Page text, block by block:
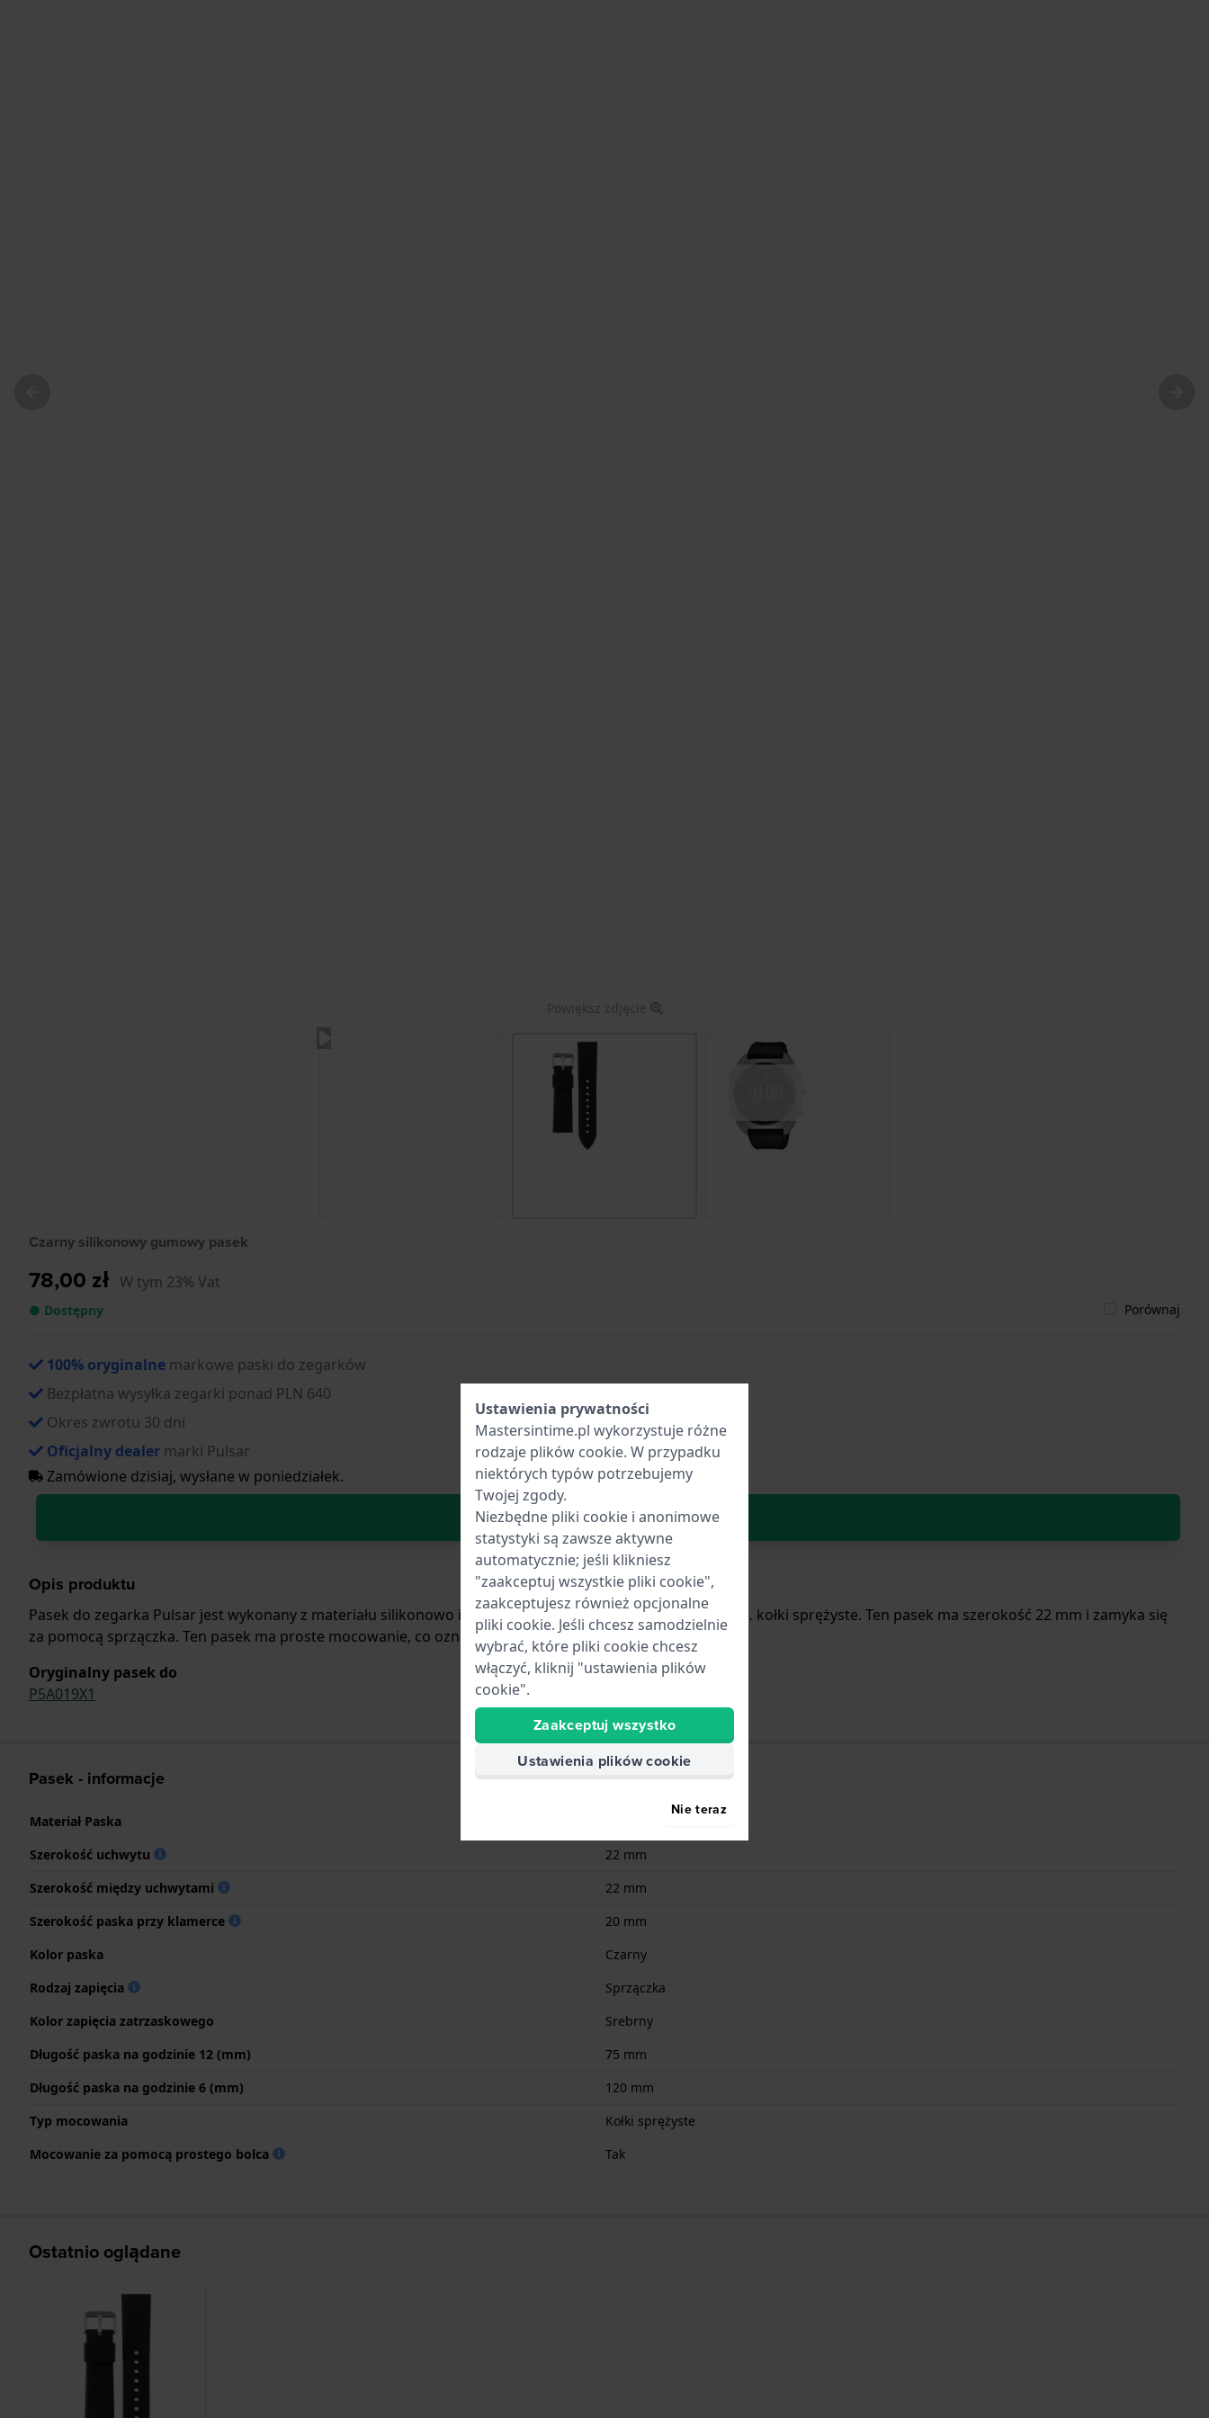
Powiększ zdjęcie
Czarny silikonowy gumowy pasek
78,00 zł W tym 23% Vat
● Dostępny Porównaj
100% oryginalne markowe paski do zegarków
Bezpłatna wysyłka zegarki ponad PLN 640
Okres zwrotu 30 dni
Oficjalny dealer marki Pulsar
Zamówione dzisiaj, wysłane w poniedziałek.
W Koszyku
Opis produktu
Pasek do zegarka Pulsar jest wykonany z materiału silikonowo i jest zamocowany do zegarka za pomocą… kołki sprężyste. Ten pasek ma szerokość 22 mm i zamyka się
za pomocą sprzączka. Ten pasek ma proste mocowanie, co oznacza, że pasuje do.
Oryginalny pasek do
P5A019X1
Pasek - informacje
Materiał Paska
Szerokość uchwytu
22 mm
Szerokość między uchwytami
22 mm
Szerokość paska przy klamerce
20 mm
Kolor paska
Czarny
Rodzaj zapięcia
Sprzączka
Kolor zapięcia zatrzaskowego
Srebrny
Długość paska na godzinie 12 (mm)
75 mm
Długość paska na godzinie 6 (mm)
120 mm
Typ mocowania
Kołki sprężyste
Mocowanie za pomocą prostego bolca
Tak
Ostatnio oglądane
Ustawienia prywatności
Mastersintime.pl wykorzystuje różne
rodzaje plików cookie. W przypadku
niektórych typów potrzebujemy
Twojej zgody.
Niezbędne pliki cookie i anonimowe
statystyki są zawsze aktywne
automatycznie; jeśli klikniesz
"zaakceptuj wszystkie pliki cookie",
zaakceptujesz również opcjonalne
pliki cookie. Jeśli chcesz samodzielnie
wybrać, które pliki cookie chcesz
włączyć, kliknij "ustawienia plików
cookie".
Zaakceptuj wszystko
Ustawienia plików cookie
Nie teraz